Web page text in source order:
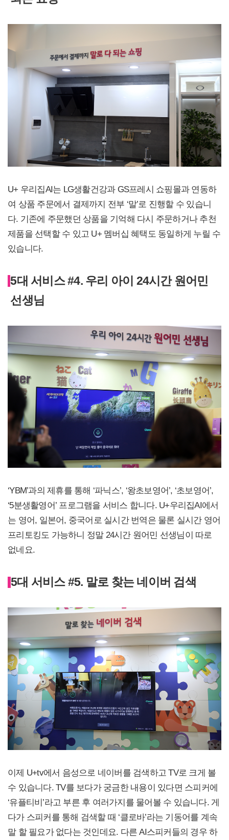
U+ 우리집AI는 LG생활건강과 GS프레시 쇼핑몰과 연동하
여 상품 주문에서 결제까지 전부 ‘말’로 진행할 수 있습니
다. 기존에 주문했던 상품을 기억해 다시 주문하거나 추천
제품을 선택할 수 있고 U+ 멤버십 혜택도 동일하게 누릴 수
있습니다.
5대 서비스 #4. 우리 아이 24시간 원어민
선생님
‘YBM’과의 제휴를 통해 ‘파닉스’, ‘왕초보영어’, ‘초보영어’,
‘5분생활영어’ 프로그램을 서비스 합니다. U+우리집AI에서
는 영어, 일본어, 중국어로 실시간 번역은 물론 실시간 영어
프리토킹도 가능하니 정말 24시간 원어민 선생님이 따로
없네요.
5대 서비스 #5. 말로 찾는 네이버 검색
이제 U+tv에서 음성으로 네이버를 검색하고 TV로 크게 볼
수 있습니다. TV를 보다가 궁금한 내용이 있다면 스피커에
‘유플티비’라고 부른 후 여러가지를 물어볼 수 있습니다. 게
다가 스피커를 통해 검색할 때 ‘클로바’라는 기동어를 계속
말 할 필요가 없다는 것인데요. 다른 AI스피커들의 경우 하